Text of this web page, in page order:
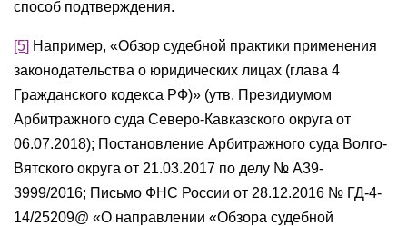
способ подтверждения.
[5] Например, «Обзор судебной практики применения
законодательства о юридических лицах (глава 4
Гражданского кодекса РФ)» (утв. Президиумом
Арбитражного суда Северо-Кавказского округа от
06.07.2018); Постановление Арбитражного суда Волго-
Вятского округа от 21.03.2017 по делу № А39-
3999/2016; Письмо ФНС России от 28.12.2016 № ГД-4-
14/25209@ «О направлении «Обзора судебной